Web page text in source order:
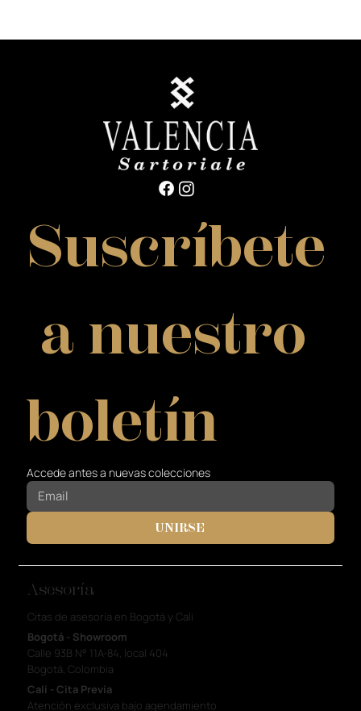
Asesoría
Citas de asesoría en Bogotá y Cali
Bogotá - Showroom
Calle 93B N° 11A-84, local 404
Bogotá, Colombia
Cali - Cita Previa
Atención exclusiva bajo agendamiento
Suscríbete
a nuestro
boletín
Accede antes a nuevas colecciones
UNIRSE